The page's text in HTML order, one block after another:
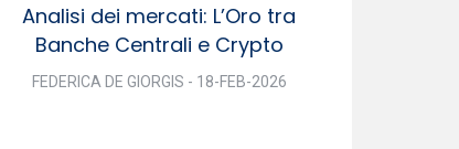
Analisi dei mercati: L’Oro tra
Banche Centrali e Crypto
FEDERICA DE GIORGIS - 18-FEB-2026